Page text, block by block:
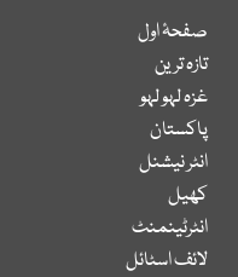
صفحۂ اول
تازہ ترین
غزہ لہو لہو
پاکستان
انٹر نیشنل
کھیل
انٹرٹینمنٹ
لائف اسٹائل